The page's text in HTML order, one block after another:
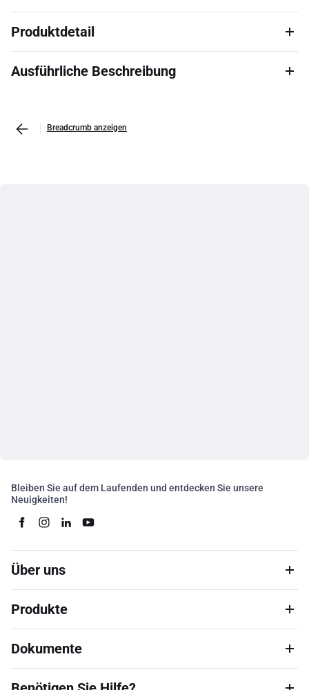
Produktdetail
Ausführliche Beschreibung
Breadcrumb anzeigen
Bleiben Sie auf dem Laufenden und entdecken Sie unsere
Neuigkeiten!
Über uns
Produkte
Dokumente